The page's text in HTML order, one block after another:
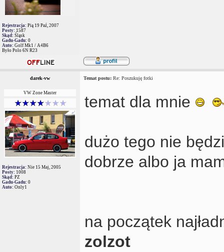
Rejestracja: Pią 19 Paź, 2007
Posty: 1587
Skąd: Śląsk
Gadu-Gadu: 0
Auto: Golf Mk1 / A4B6
Było Polo 6N R23
darek-vw Temat postu: Re: Poszukuję fotki
VW Zone Master
Rejestracja: Nie 15 Maj, 2005
Posty: 1008
Skąd: PZ
Gadu-Gadu: 0
Auto: Only1
temat dla mnie
dużo tego nie
dobrze albo ja
na początek
zolzot